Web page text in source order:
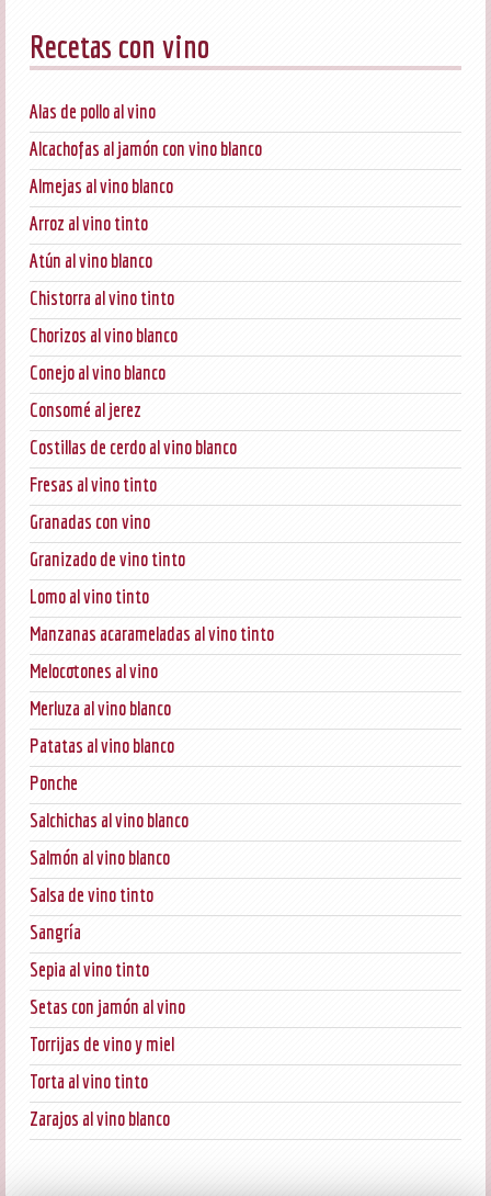
Recetas con vino
Alas de pollo al vino
Alcachofas al jamón con vino blanco
Almejas al vino blanco
Arroz al vino tinto
Atún al vino blanco
Chistorra al vino tinto
Chorizos al vino blanco
Conejo al vino blanco
Consomé al jerez
Costillas de cerdo al vino blanco
Fresas al vino tinto
Granadas con vino
Granizado de vino tinto
Lomo al vino tinto
Manzanas acarameladas al vino tinto
Melocotones al vino
Merluza al vino blanco
Patatas al vino blanco
Ponche
Salchichas al vino blanco
Salmón al vino blanco
Salsa de vino tinto
Sangría
Sepia al vino tinto
Setas con jamón al vino
Torrijas de vino y miel
Torta al vino tinto
Zarajos al vino blanco